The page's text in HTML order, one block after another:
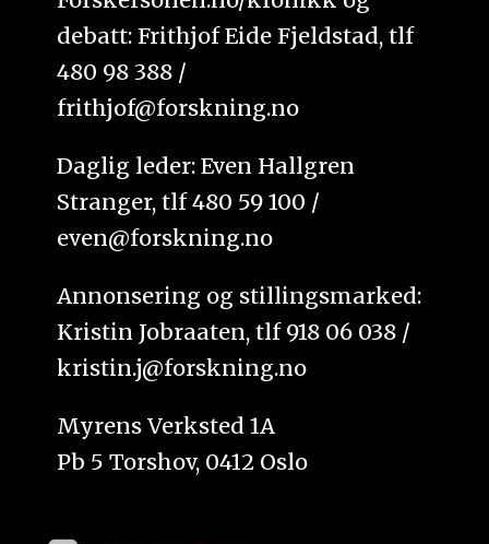
debatt: Frithjof Eide Fjeldstad, tlf
480 98 388 /
frithjof@forskning.no
Daglig leder: Even Hallgren
Stranger, tlf 480 59 100 /
even@forskning.no
Annonsering og stillingsmarked:
Kristin Jobraaten, tlf 918 06 038 /
kristin.j@forskning.no
Myrens Verksted 1A
Pb 5 Torshov, 0412 Oslo